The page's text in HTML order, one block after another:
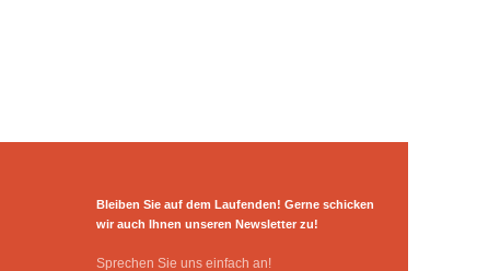
Bleiben Sie auf dem Laufenden! Gerne schicken
wir auch Ihnen unseren Newsletter zu!
Sprechen Sie uns einfach an!